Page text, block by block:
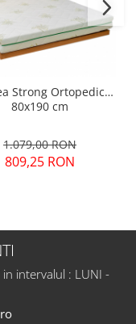
Strong Ortopedic
80x190 cm
1.079,00 RON
809,25 RON
intervalul : LUNI -